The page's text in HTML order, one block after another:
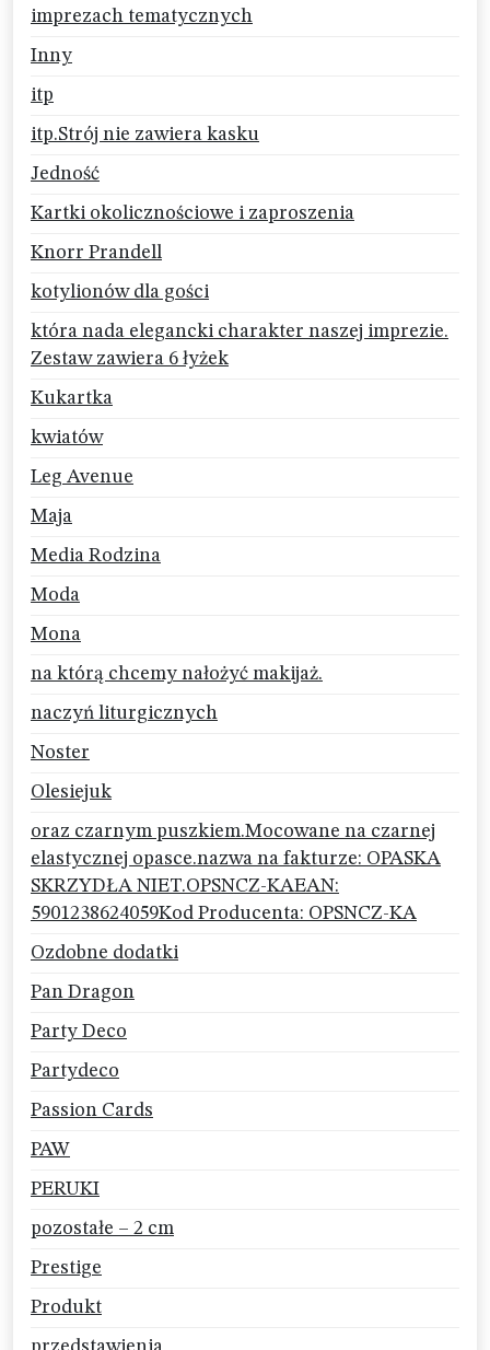
imprezach tematycznych
Inny
itp
itp.Strój nie zawiera kasku
Jedność
Kartki okolicznościowe i zaproszenia
Knorr Prandell
kotylionów dla gości
która nada elegancki charakter naszej imprezie.
Zestaw zawiera 6 łyżek
Kukartka
kwiatów
Leg Avenue
Maja
Media Rodzina
Moda
Mona
na którą chcemy nałożyć makijaż.
naczyń liturgicznych
Noster
Olesiejuk
oraz czarnym puszkiem.Mocowane na czarnej
elastycznej opasce.nazwa na fakturze: OPASKA
SKRZYDŁA NIET.OPSNCZ-KAEAN:
5901238624059Kod Producenta: OPSNCZ-KA
Ozdobne dodatki
Pan Dragon
Party Deco
Partydeco
Passion Cards
PAW
PERUKI
pozostałe – 2 cm
Prestige
Produkt